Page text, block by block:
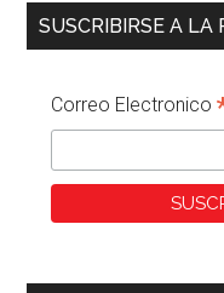
SUSCRIBIRSE A LA
Correo Electronico